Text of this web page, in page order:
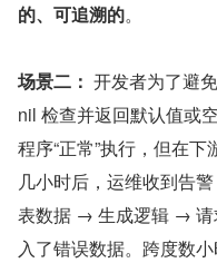
的、可追溯的。
场景二： 开发者为了避
nil 检查并返回默认值或
程序“正常”执行，但在下
几小时后，运维收到告
表数据 → 生成逻辑 →
入了错误数据。跨度数小